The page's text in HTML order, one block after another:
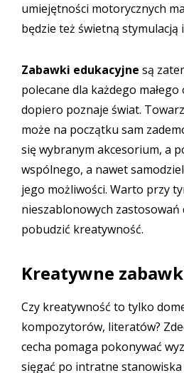
umiejętności motorycznych
będzie też świetną stymulacją
Zabawki edukacyjne są
polecane dla każdego
dopiero poznaje świat.
może na początku sam
się wybranym akcesorium, a
wspólnego, a nawet
jego możliwości. Warto przy
nieszablonowych zastosowań
pobudzić kreatywność.
Kreatywne
Czy kreatywność to tylko
kompozytorów, literatów?
cecha pomaga pokonywać
sięgać po intratne